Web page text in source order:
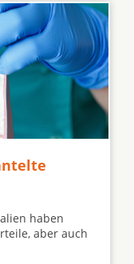
haben
aber auch